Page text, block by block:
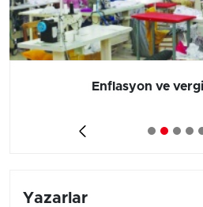
Enflasyon ve
Yazarlar